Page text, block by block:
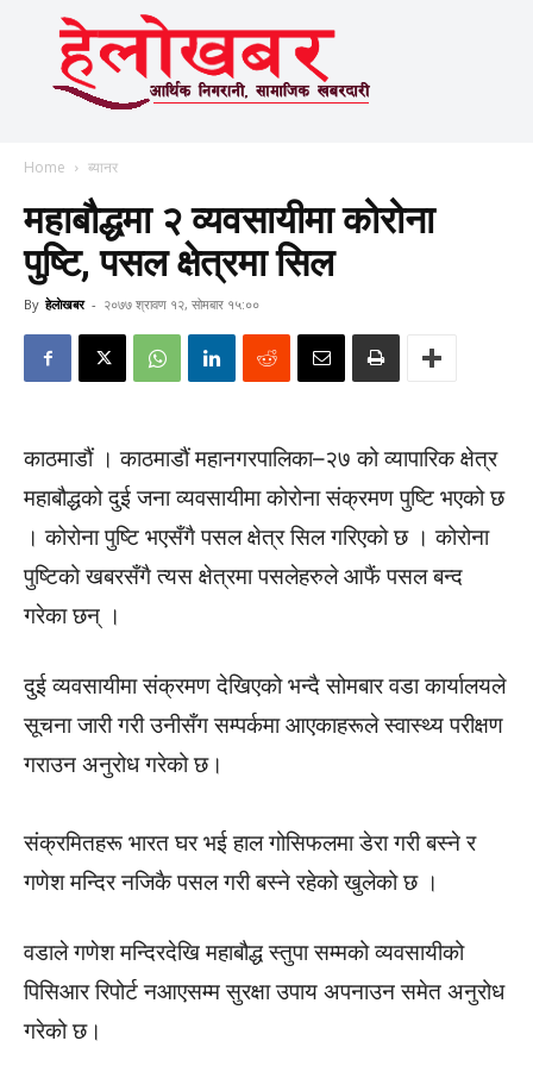
Home ब्यानर
महाबौद्धमा २ व्यवसायीमा कोरोना
पुष्टि, पसल क्षेत्रमा सिल
By हेलाेखबर - २०७७ श्रावण १२, सोमबार १५:००
काठमाडौं । काठमाडौं महानगरपालिका–२७ को व्यापारिक क्षेत्र
महाबौद्धको दुई जना व्यवसायीमा कोरोना संक्रमण पुष्टि भएको छ
। कोरोना पुष्टि भएसँगै पसल क्षेत्र सिल गरिएको छ । कोरोना
पुष्टिको खबरसँगै त्यस क्षेत्रमा पसलेहरुले आफैं पसल बन्द
गरेका छन् ।
दुई व्यवसायीमा संक्रमण देखिएको भन्दै सोमबार वडा कार्यालयले
सूचना जारी गरी उनीसँग सम्पर्कमा आएकाहरूले स्वास्थ्य परीक्षण
गराउन अनुरोध गरेको छ।
संक्रमितहरू भारत घर भई हाल गोसिफलमा डेरा गरी बस्ने र
गणेश मन्दिर नजिकै पसल गरी बस्ने रहेको खुलेको छ ।
वडाले गणेश मन्दिरदेखि महाबौद्ध स्तुपा सम्मको व्यवसायीको
पिसिआर रिपोर्ट नआएसम्म सुरक्षा उपाय अपनाउन समेत अनुरोध
गरेको छ।